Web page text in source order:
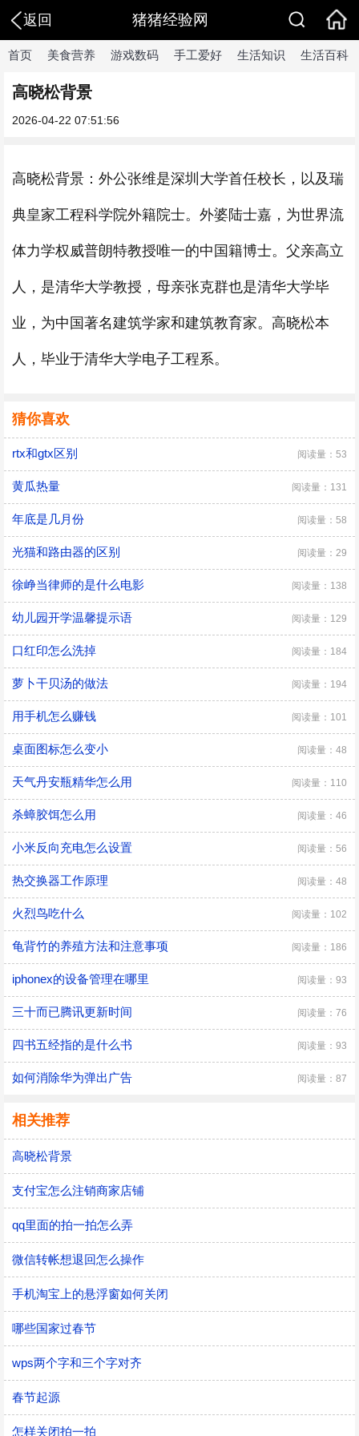
返回 猪猪经验网
首页 美食营养 游戏数码 手工爱好 生活知识 生活百科
高晓松背景
2026-04-22 07:51:56
高晓松背景：外公张维是深圳大学首任校长，以及瑞
典皇家工程科学院外籍院士。外婆陆士嘉，为世界流
体力学权威普朗特教授唯一的中国籍博士。父亲高立
人，是清华大学教授，母亲张克群也是清华大学毕
业，为中国著名建筑学家和建筑教育家。高晓松本
人，毕业于清华大学电子工程系。
猜你喜欢
rtx和gtx区别 阅读量：53
黄瓜热量 阅读量：131
年底是几月份 阅读量：58
光猫和路由器的区别 阅读量：29
徐峥当律师的是什么电影 阅读量：138
幼儿园开学温馨提示语 阅读量：129
口红印怎么洗掉 阅读量：184
萝卜干贝汤的做法 阅读量：194
用手机怎么赚钱 阅读量：101
桌面图标怎么变小 阅读量：48
天气丹安瓶精华怎么用 阅读量：110
杀蟑胶饵怎么用 阅读量：46
小米反向充电怎么设置 阅读量：56
热交换器工作原理 阅读量：48
火烈鸟吃什么 阅读量：102
龟背竹的养殖方法和注意事项 阅读量：186
iphonex的设备管理在哪里 阅读量：93
三十而已腾讯更新时间 阅读量：76
四书五经指的是什么书 阅读量：93
如何消除华为弹出广告 阅读量：87
相关推荐
高晓松背景
支付宝怎么注销商家店铺
qq里面的拍一拍怎么弄
微信转帐想退回怎么操作
手机淘宝上的悬浮窗如何关闭
哪些国家过春节
wps两个字和三个字对齐
春节起源
怎样关闭拍一拍